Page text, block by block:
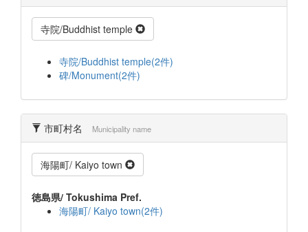
寺院/Buddhist temple
寺院/Buddhist temple(2件)
碑/Monument(2件)
市町村名 Municipality name
海陽町/ Kaiyo town
徳島県/ Tokushima Pref.
海陽町/ Kaiyo town(2件)